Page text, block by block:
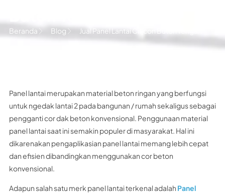
Beranda Blog Jual Panel Lantai Citicon Buton Tengah
Panel lantai merupakan material beton ringan yang berfungsi
untuk ngedak lantai 2 pada bangunan / rumah sekaligus sebagai
pengganti cor dak beton konvensional. Penggunaan material
panel lantai saat ini semakin populer di masyarakat. Hal ini
dikarenakan pengaplikasian panel lantai memang lebih cepat
dan efisien dibandingkan menggunakan cor beton
konvensional.
Adapun salah satu merk panel lantai terkenal adalah Panel